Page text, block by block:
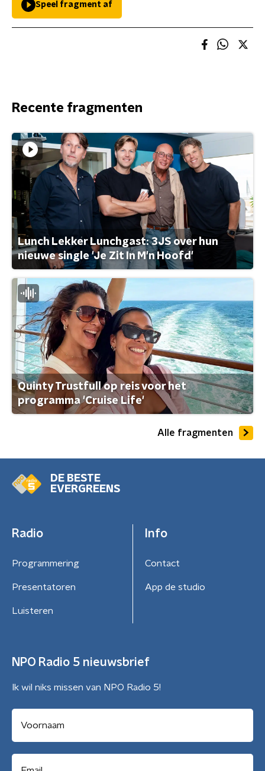
Speel fragment af
Recente fragmenten
Lunch Lekker Lunchgast: 3JS over hun
nieuwe single 'Je Zit In M'n Hoofd'
Quinty Trustfull op reis voor het
programma 'Cruise Life'
Alle fragmenten
DE BESTE
EVERGREENS
Radio
Programmering
Presentatoren
Luisteren
Info
Contact
App de studio
NPO Radio 5 nieuwsbrief
Ik wil niks missen van NPO Radio 5!